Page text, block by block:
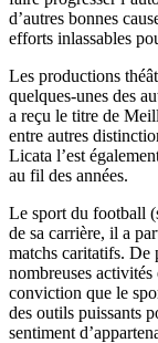
d’autres bonnes
efforts inlassables
Les productions
quelques-unes des
a reçu le titre de
entre autres
Licata l’est
au fil des années.
Le sport du football
de sa carrière, il a
matchs caritatifs. De
nombreuses activités
conviction que le
des outils puissants
sentiment